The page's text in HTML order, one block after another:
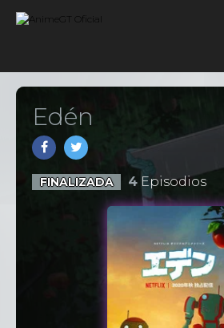
Edén
FINALIZADA 4Episodios